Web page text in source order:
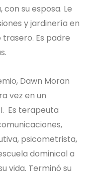
con su esposa. Le
y jardinería en
Es padre
Dawn Moran
vez en un
Es terapeuta
psicometrista,
dominical a
vida. Terminó su